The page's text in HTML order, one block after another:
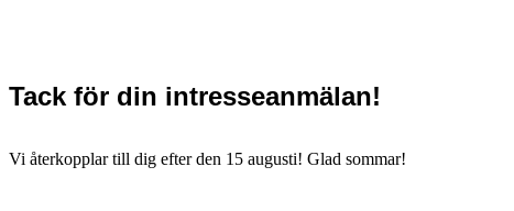
Tack för din intresseanmälan!
Vi återkopplar till dig efter den 15 augusti! Glad sommar!